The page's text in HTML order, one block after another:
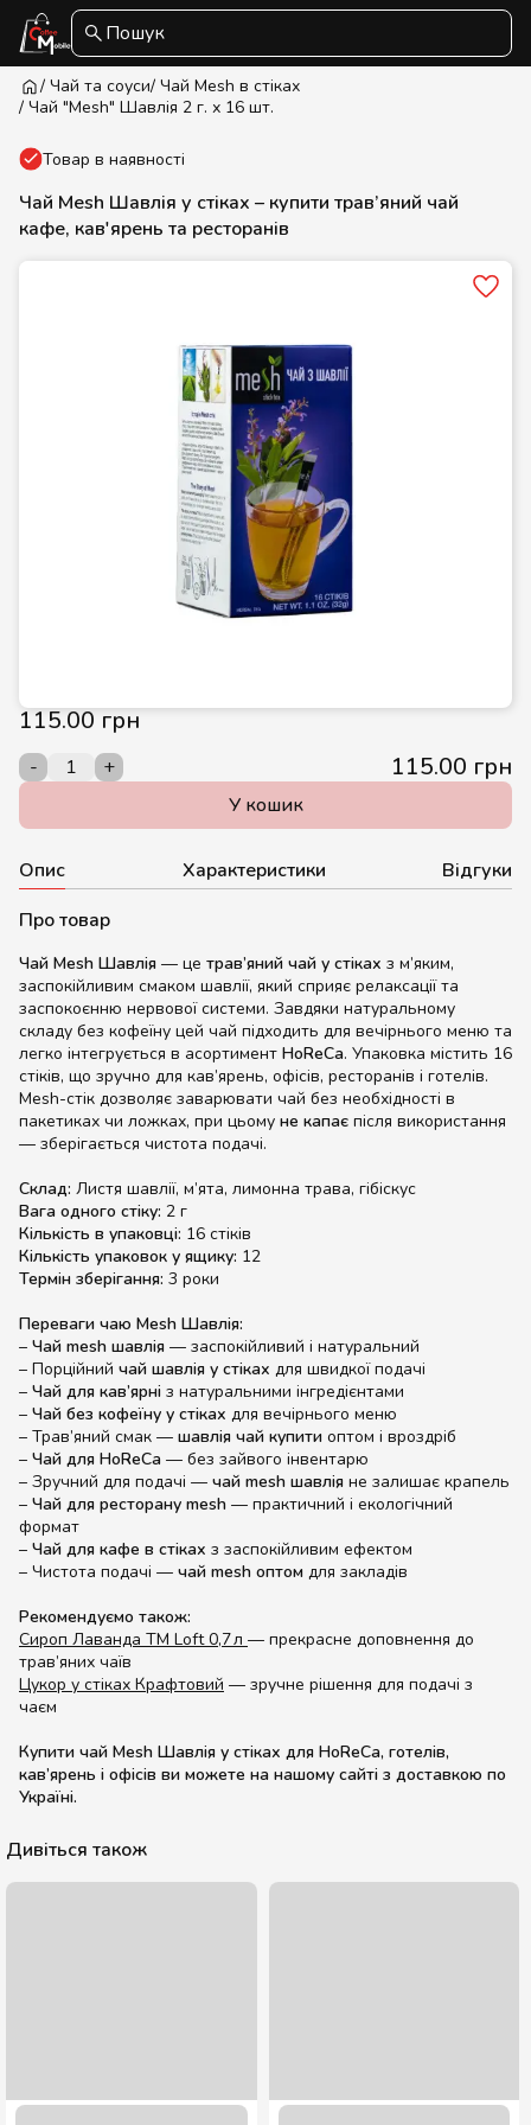
Пошук
/ Чай та соуси/ Чай Mesh в стіках
/ Чай "Mesh" Шавлія 2 г. х 16 шт.
Товар в наявності
Чай Mesh Шавлія у стіках – купити трав’яний чай
кафе, кав'ярень та ресторанів
115.00 грн
- + 115.00 грн
У кошик
Опис Характеристики
Відгуки
Про товар
Чай Mesh Шавлія — це трав’яний чай у стіках з м’яким,
заспокійливим смаком шавлії, який сприяє релаксації та
заспокоєнню нервової системи. Завдяки натуральному
складу без кофеїну цей чай підходить для вечірнього меню та
легко інтегрується в асортимент HoReCa. Упаковка містить 16
стіків, що зручно для кав’ярень, офісів, ресторанів і готелів.
Mesh-стік дозволяє заварювати чай без необхідності в
пакетиках чи ложках, при цьому не капає після використання
— зберігається чистота подачі.
Склад: Листя шавлії, м’ята, лимонна трава, гібіскус
Вага одного стіку: 2 г
Кількість в упаковці: 16 стіків
Кількість упаковок у ящику: 12
Термін зберігання: 3 роки
Переваги чаю Mesh Шавлія:
– Чай mesh шавлія — заспокійливий і натуральний
– Порційний чай шавлія у стіках для швидкої подачі
– Чай для кав’ярні з натуральними інгредієнтами
– Чай без кофеїну у стіках для вечірнього меню
– Трав’яний смак — шавлія чай купити оптом і вроздріб
– Чай для HoReCa — без зайвого інвентарю
– Зручний для подачі — чай mesh шавлія не залишає крапель
– Чай для ресторану mesh — практичний і екологічний
формат
– Чай для кафе в стіках з заспокійливим ефектом
– Чистота подачі — чай mesh оптом для закладів
Рекомендуємо також:
Сироп Лаванда TM Loft 0,7 л — прекрасне доповнення до
трав’яних чаїв
Цукор у стіках Крафтовий — зручне рішення для подачі з
чаєм
Купити чай Mesh Шавлія у стіках для HoReCa, готелів,
кав’ярень і офісів ви можете на нашому сайті з доставкою по
Україні.
Дивіться також